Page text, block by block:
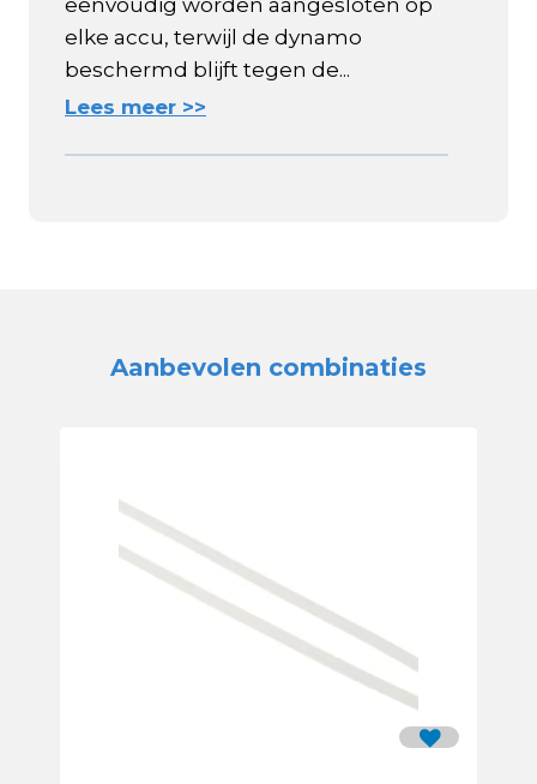
eenvoudig worden aangesloten op
elke accu, terwijl de dynamo
beschermd blijft tegen de...
Lees meer >>
Aanbevolen combinaties